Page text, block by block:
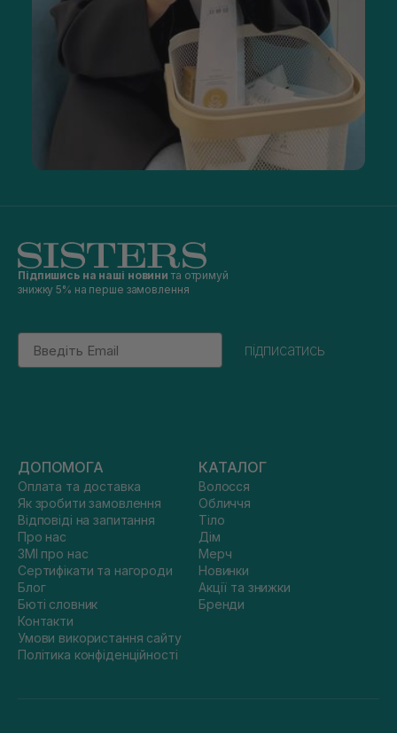
Підпишись на наші новини та отримуй
знижку 5% на перше замовлення
Email
підписатись
ДОПОМОГА
Оплата та доставка
Як зробити замовлення
Відповіді на запитання
Про нас
ЗМІ про нас
Сертифікати та нагороди
Блог
Бюті словник
Контакти
Умови використання сайту
Політика конфіденційності
КАТАЛОГ
Волосся
Обличчя
Тіло
Дім
Мерч
Новинки
Акції та знижки
Бренди